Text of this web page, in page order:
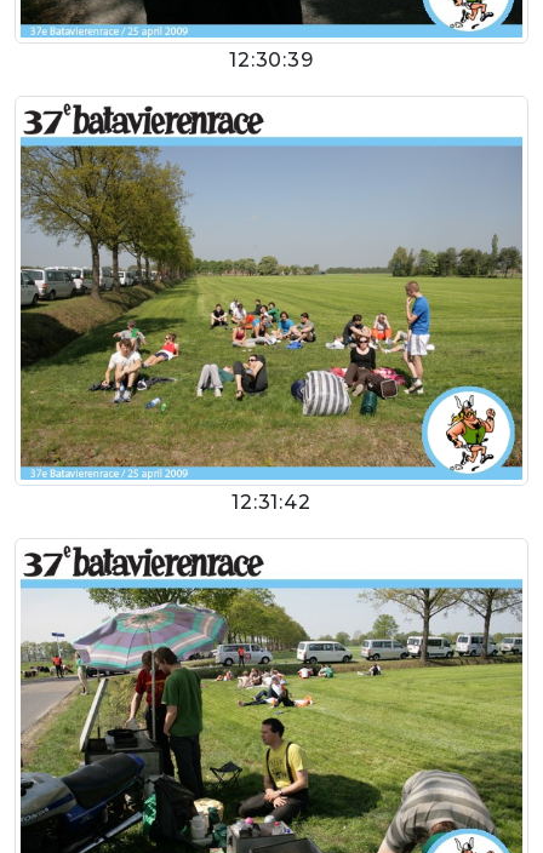
12:30:39
12:31:42